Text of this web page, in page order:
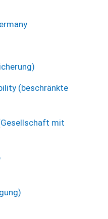
(beschränkte
mit